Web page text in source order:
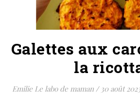
Galettes aux
la
Emilie Le labo de maman / 30 août